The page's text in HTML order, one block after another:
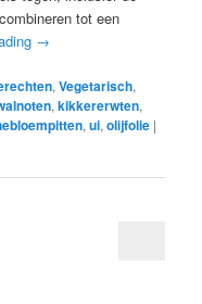
tot een
→
,Vegetarisch,
,kikkererwten,
,ui,olijfolie |